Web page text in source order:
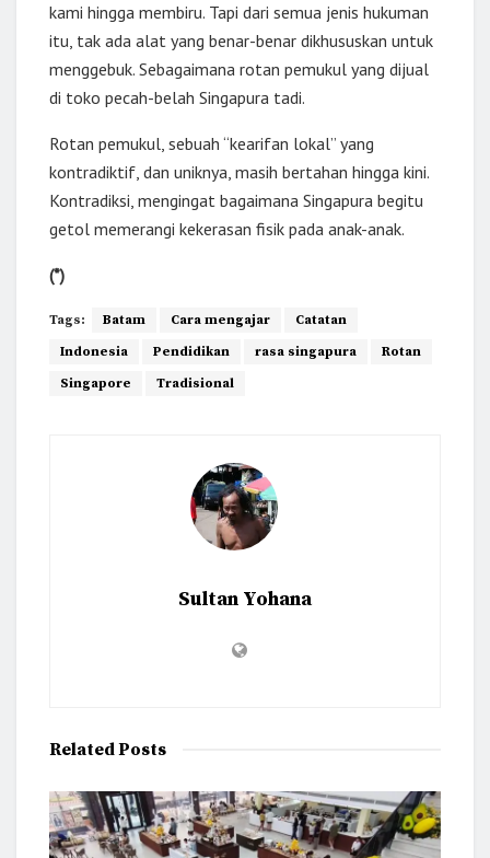
kami hingga membiru. Tapi dari semua jenis hukuman
itu, tak ada alat yang benar-benar dikhususkan untuk
menggebuk. Sebagaimana rotan pemukul yang dijual
di toko pecah-belah Singapura tadi.
Rotan pemukul, sebuah “kearifan lokal” yang
kontradiktif, dan uniknya, masih bertahan hingga kini.
Kontradiksi, mengingat bagaimana Singapura begitu
getol memerangi kekerasan fisik pada anak-anak.
(*)
Tags: Batam Cara mengajar
Catatan
Indonesia
Pendidikan rasa singapura
Rotan
Singapore
Tradisional
Sultan Yohana
RelatedPosts